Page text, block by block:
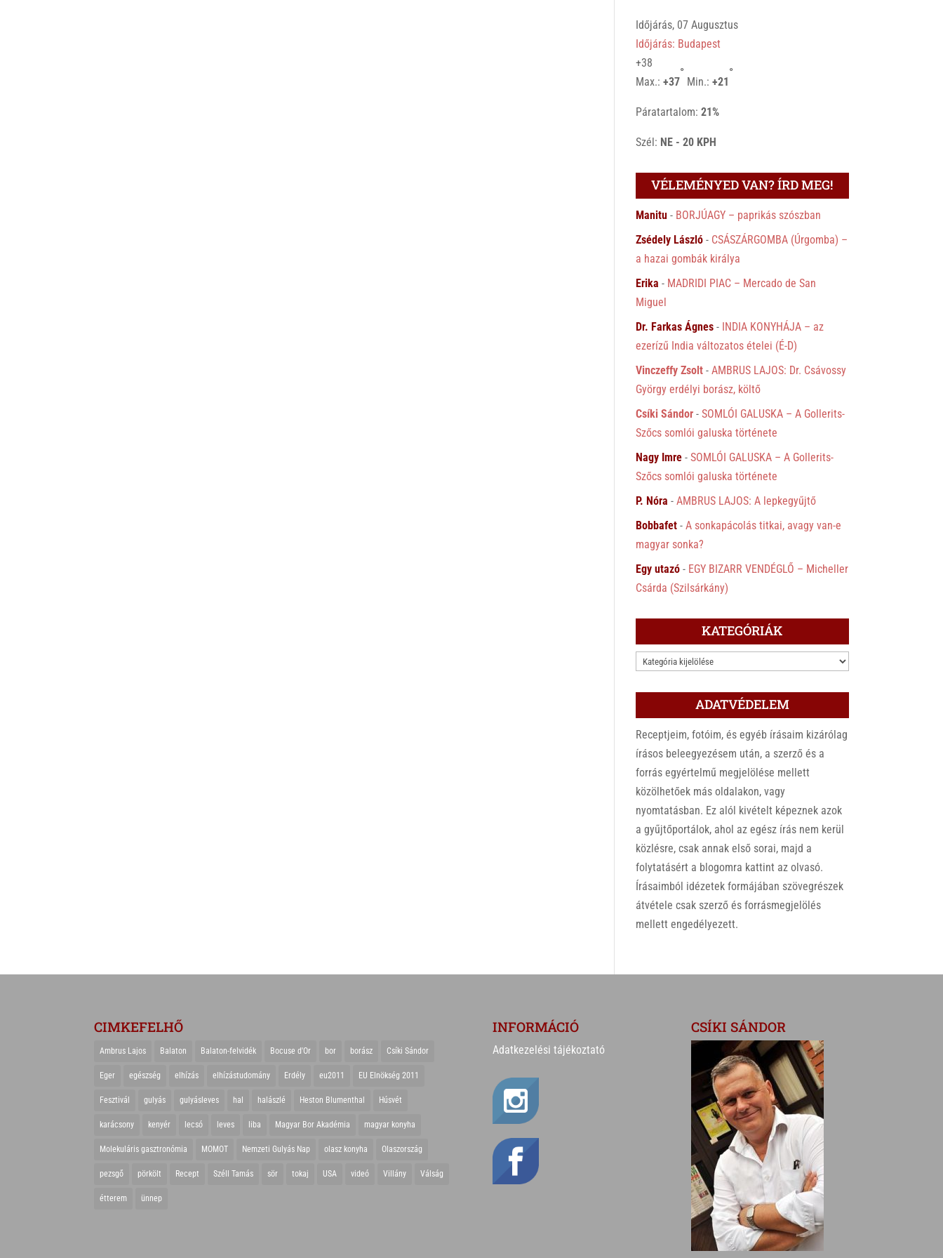
Időjárás, 07 Augusztus
Időjárás: Budapest
+38
Max.:+37
°
Min.:+21
°
Páratartalom:21%
Szél: NE - 20 KPH
VÉLEMÉNYED VAN? ÍRD MEG!
Manitu - BORJÚAGY – paprikás szószban
Zsédely László - CSÁSZÁRGOMBA (Úrgomba) –
a hazai gombák királya
Erika - MADRIDI PIAC – Mercado de San
Miguel
Dr. Farkas Ágnes - INDIA KONYHÁJA – az
ezerízű India változatos ételei (É-D)
Vinczeffy Zsolt -AMBRUS LAJOS: Dr. Csávossy
György erdélyi borász, költő
Csíki Sándor -SOMLÓI GALUSKA – A Gollerits-
Szőcs somlói galuska története
Nagy Imre -SOMLÓI GALUSKA – A Gollerits-
Szőcs somlói galuska története
P. Nóra -AMBRUS LAJOS: A lepkegyűjtő
Bobbafet -A sonkapácolás titkai, avagy van-e
magyar sonka?
Egy utazó - EGY BIZARR VENDÉGLŐ – Micheller
Csárda (Szilsárkány)
KATEGÓRIÁK
KATEGÓRIÁK
ADATVÉDELEM
Receptjeim, fotóim, és egyéb írásaim kizárólag
írásos beleegyezésem után, a szerző és a
forrás egyértelmű megjelölése mellett
közölhetőek más oldalakon, vagy
nyomtatásban. Ez alól kivételt képeznek azok
a gyűjtőportálok, ahol az egész írás nem kerül
közlésre, csak annak első sorai, majd a
folytatásért a blogomra kattint az olvasó.
Írásaimból idézetek formájában szövegrészek
átvétele csak szerző és forrásmegjelölés
mellett engedélyezett.
CIMKEFELHŐ
Ambrus Lajos Balaton Balaton-felvidék Bocuse d'Or bor borász Csíki Sándor
Eger egészség elhízás elhízástudomány Erdély eu2011 EU Elnökség 2011
Fesztivál gulyás gulyásleves hal halászlé Heston Blumenthal Húsvét
karácsony kenyér lecsó leves liba Magyar Bor Akadémia magyar konyha
Molekuláris gasztronómia MOMOT Nemzeti Gulyás Nap olasz konyha Olaszország
pezsgő pörkölt Recept Széll Tamás sör tokaj USA videó Villány Válság
étterem ünnep
INFORMÁCIÓ
Adatkezelési tájékoztató
CSÍKI SÁNDOR